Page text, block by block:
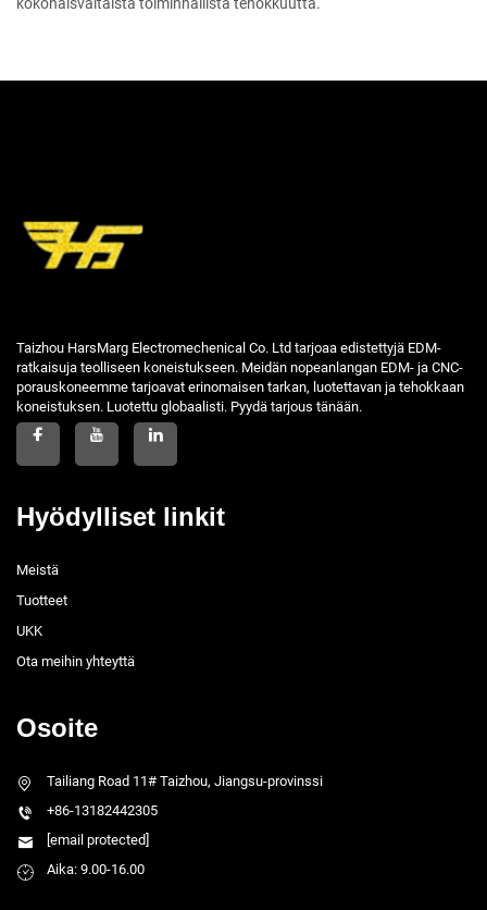
Taizhou HarsMarg Electromechenical Co. Ltd tarjoaa edistettyjä EDM-
ratkaisuja teolliseen koneistukseen. Meidän nopeanlangan EDM- ja CNC-
porauskoneemme tarjoavat erinomaisen tarkan, luotettavan ja tehokkaan
koneistuksen. Luotettu globaalisti. Pyydä tarjous tänään.
Hyödylliset linkit
Meistä
Tuotteet
UKK
Ota meihin yhteyttä
Osoite
Tailiang Road 11# Taizhou, Jiangsu-provinssi
+86-13182442305
[email protected]
Aika: 9.00-16.00